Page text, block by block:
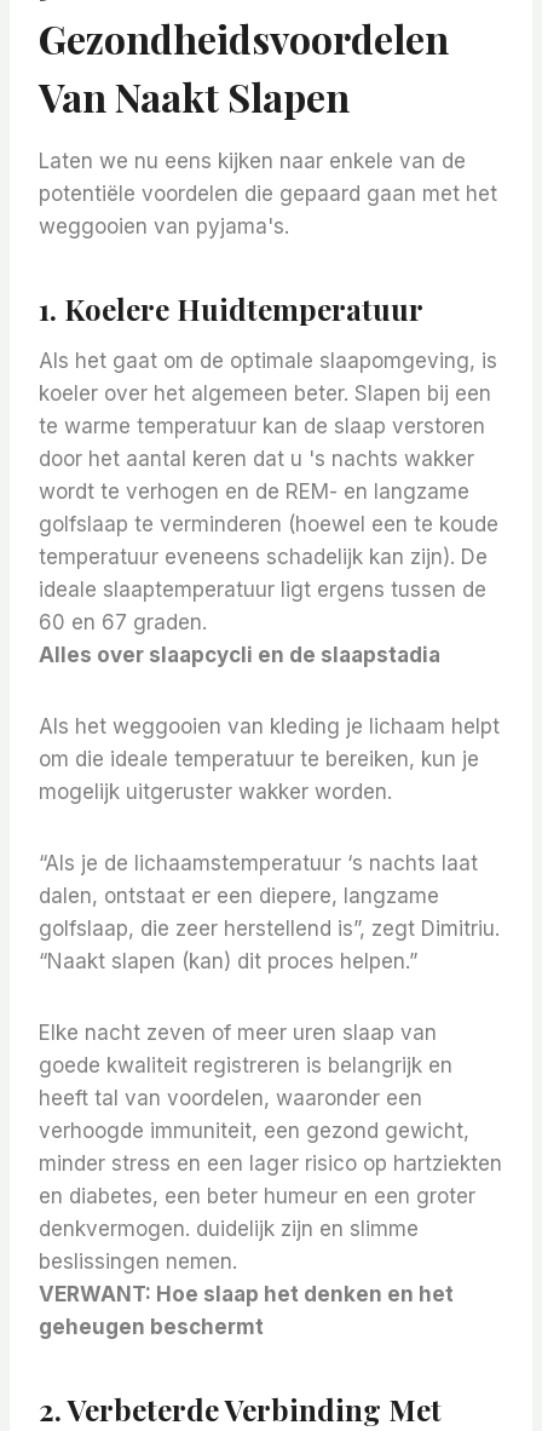
Gezondheidsvoordelen
Van Naakt Slapen
Laten we nu eens kijken naar enkele van de
potentiële voordelen die gepaard gaan met het
weggooien van pyjama's.
1. Koelere Huidtemperatuur
Als het gaat om de optimale slaapomgeving, is
koeler over het algemeen beter. Slapen bij een
te warme temperatuur kan de slaap verstoren
door het aantal keren dat u 's nachts wakker
wordt te verhogen en de REM- en langzame
golfslaap te verminderen (hoewel een te koude
temperatuur eveneens schadelijk kan zijn). De
ideale slaaptemperatuur ligt ergens tussen de
60 en 67 graden.
Alles over slaapcycli en de slaapstadia
Als het weggooien van kleding je lichaam helpt
om die ideale temperatuur te bereiken, kun je
mogelijk uitgeruster wakker worden.
“Als je de lichaamstemperatuur ‘s nachts laat
dalen, ontstaat er een diepere, langzame
golfslaap, die zeer herstellend is”, zegt Dimitriu.
“Naakt slapen (kan) dit proces helpen.”
Elke nacht zeven of meer uren slaap van
goede kwaliteit registreren is belangrijk en
heeft tal van voordelen, waaronder een
verhoogde immuniteit, een gezond gewicht,
minder stress en een lager risico op hartziekten
en diabetes, een beter humeur en een groter
denkvermogen. duidelijk zijn en slimme
beslissingen nemen.
VERWANT: Hoe slaap het denken en het
geheugen beschermt
2. Verbeterde Verbinding Met